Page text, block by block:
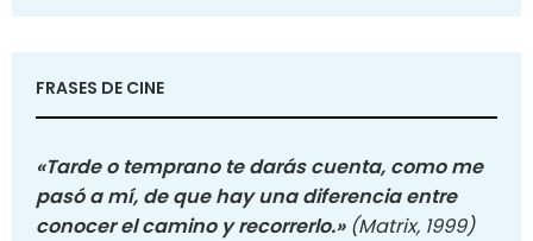
FRASES DE CINE
«Tarde o temprano te darás cuenta, como me
pasó a mí, de que hay una diferencia entre
conocer el camino y recorrerlo.» (Matrix, 1999)